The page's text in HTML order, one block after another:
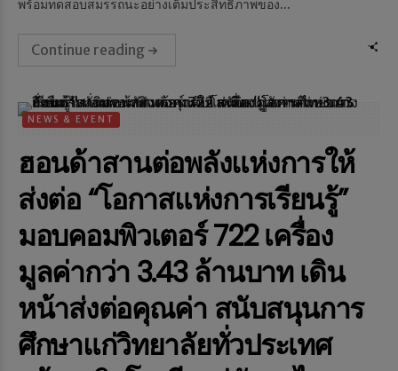
พร้อมทดสอบสมรรถนะอย่างเต็มประสิทธิภาพของ...
Continue reading
NEWS & EVENT
ฮอนด้าสานต่อพลังแห่งการให้
ส่งต่อ “โอกาสแห่งการเรียนรู้”
มอบคอมพิวเตอร์ 722 เครื่อง
มูลค่ากว่า 3.43 ล้านบาท เดิน
หน้าส่งต่อคุณค่า สนับสนุนการ
ศึกษาแก่วิทยาลัยทั่วประเทศ